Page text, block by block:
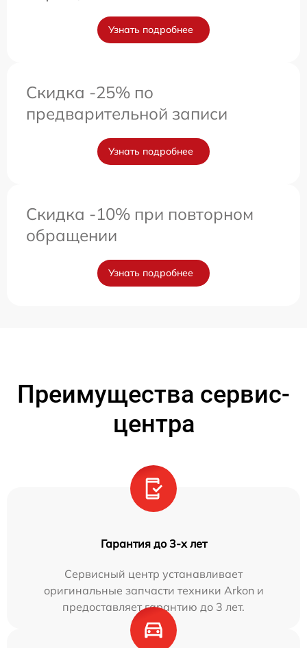
Узнать подробнее
Скидка -25% по
предварительной записи
Узнать подробнее
Скидка -10% при повторном
обращении
Узнать подробнее
Преимущества сервис-
центра
Гарантия до 3-х лет
Сервисный центр устанавливает
оригинальные запчасти техники Arkon и
предоставляет гарантию до 3 лет.